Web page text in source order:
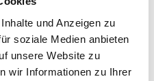
und Anzeigen zu
soziale Medien anbieten
unsere Website zu
wir Informationen zu Ihrer
、ありがとうございま
語でサービスを提供し